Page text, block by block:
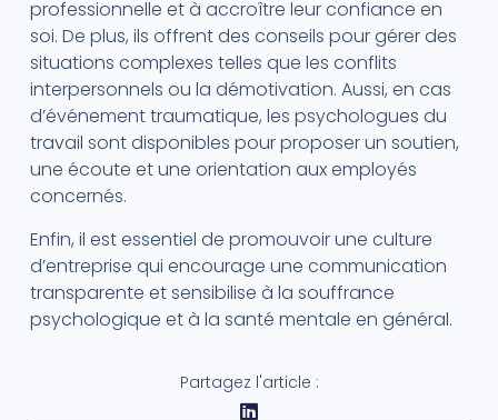
professionnelle et à accroître leur confiance en
soi. De plus, ils offrent des conseils pour gérer des
situations complexes telles que les conflits
interpersonnels ou la démotivation. Aussi, en cas
d’événement traumatique, les psychologues du
travail sont disponibles pour proposer un soutien,
une écoute et une orientation aux employés
concernés.
Enfin, il est essentiel de promouvoir une culture
d’entreprise qui encourage une communication
transparente et sensibilise à la souffrance
psychologique et à la santé mentale en général.
Partagez l'article :